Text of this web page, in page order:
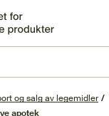
og salg av legemidler
apotek